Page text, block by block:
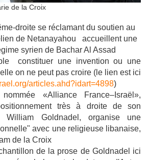
de la Croix
droite se réclamant du soutien au
de Netanayahou accueillent une
syrien de Bachar Al Assad
constituer une invention ou une
on ne peut pas croire (le lien est ici
articles.ahd?idart=4898)
«Alliance France–Israël»,
très à droite de son
William Goldnadel, organise une
avec une religieuse libanaise,
de la Croix
de la prose de Goldnadel ici